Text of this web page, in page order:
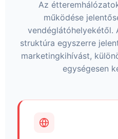
Az
működése
vendéglátóhelyekétől.
struktúra egyszerre
marketingkihívást,
egységesen